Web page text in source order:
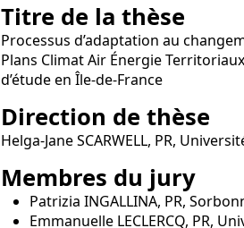
Titre de la thèse
Processus d’adaptation au
Plans Climat Air Énergie
d’étude en Île-de-France
Direction de thèse
Helga-Jane SCARWELL, PR,
Membres du jury
Patrizia INGALLINA, PR,
Emmanuelle LECLERCQ, PR,